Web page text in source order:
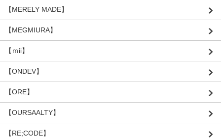
【MERELY MADE】
【MEGMIURA】
【ｍii】
【ONDEV】
【ORE】
【OURSAALTY】
【RE;CODE】